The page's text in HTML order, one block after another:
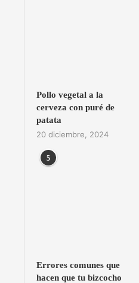
Pollo vegetal a la
cerveza con puré de
patata
20 diciembre, 2024
5
Errores comunes que
hacen que tu bizcocho